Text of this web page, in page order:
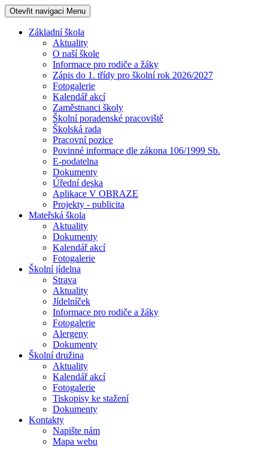
Otevřit navigaci Menu
Základní škola
Aktuality
O naší škole
Informace pro rodiče a žáky
Zápis do 1. třídy pro školní rok 2026/2027
Fotogalerie
Kalendář akcí
Zaměstnanci školy
Školní poradenské pracoviště
Školská rada
Pracovní pozice
Povinné informace dle zákona 106/1999 Sb.
E-podatelna
Dokumenty
Úřední deska
Aplikace V OBRAZE
Projekty - publicita
Mateřská škola
Aktuality
Dokumenty
Kalendář akcí
Fotogalerie
Školní jídelna
Strava
Aktuality
Jídelníček
Informace pro rodiče a žáky
Fotogalerie
Alergeny
Dokumenty
Školní družina
Aktuality
Kalendář akcí
Fotogalerie
Tiskopisy ke stažení
Dokumenty
Kontakty
Napište nám
Mapa webu